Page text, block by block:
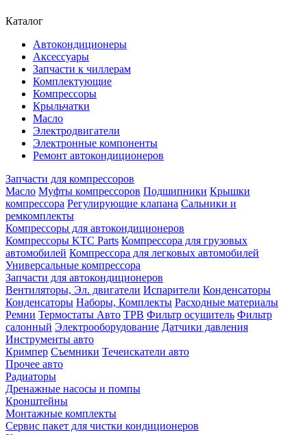
Каталог
Автокондиционеры
Аксессуары
Запчасти к чиллерам
Комплектующие
Компрессоры
Крыльчатки
Масло
Электродвигатели
Электронные компоненты
Ремонт автокондиционеров
Запчасти для компрессоров
Масло Муфты компрессоров Подшипники Крышки
компрессора Регулирующие клапана Сальники и
ремкомплекты
Компрессоры для автокондиционеров
Компрессоры KTC Parts Компрессора для грузовых
автомобилей Компрессора для легковых автомобилей
Универсальные компрессора
Запчасти для автокондиционеров
Вентиляторы, Эл. двигатели Испарители Конденсаторы
Конденсаторы Наборы, Комплекты Расходные материалы
Ремни Термостаты Авто ТРВ Фильтр осушитель Фильтр
салонный Электрооборудование Датчики давления
Инструменты авто
Кримпер Съемники Течеискатели авто
Прочее авто
Радиаторы
Дренажные насосы и помпы
Кронштейны
Монтажные комплекты
Сервис пакет для чистки кондиционеров